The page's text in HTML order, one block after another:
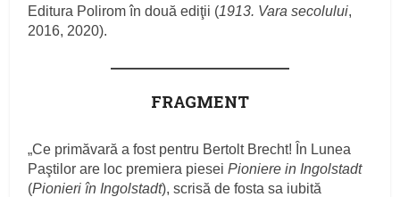
Editura Polirom în două ediţii (1913. Vara secolului,
2016, 2020).
FRAGMENT
„Ce primăvară a fost pentru Bertolt Brecht! În Lunea
Paştilor are loc premiera pieseiPioniere in Ingolstadt
(Pionieri în Ingolstadt), scrisă de fosta sa iubită